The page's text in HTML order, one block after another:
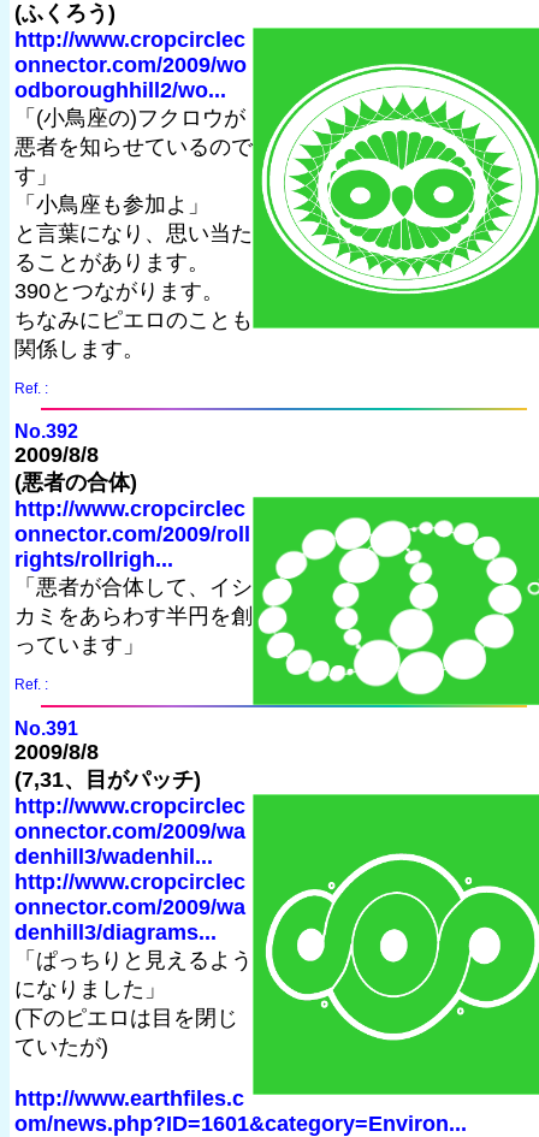
(ふくろう)
http://www.cropcirclec
onnector.com/2009/wo
odboroughhill2/wo...
「(小鳥座の)フクロウが
悪者を知らせているので
す」
「小鳥座も参加よ」
と言葉になり、思い当た
ることがあります。
390とつながります。
ちなみにピエロのことも
関係します。
Ref. :
No.392
2009/8/8
(悪者の合体)
http://www.cropcirclec
onnector.com/2009/roll
rights/rollrigh...
「悪者が合体して、イシ
カミをあらわす半円を創
っています」
Ref. :
No.391
2009/8/8
(7,31、目がパッチ)
http://www.cropcirclec
onnector.com/2009/wa
denhill3/wadenhil...
http://www.cropcirclec
onnector.com/2009/wa
denhill3/diagrams...
「ぱっちりと見えるよう
になりました」
(下のピエロは目を閉じ
ていたが)
http://www.earthfiles.c
om/news.php?ID=1601&category=Environ...